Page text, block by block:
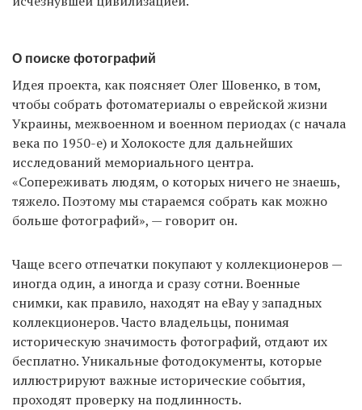
О поиске фотографий
Идея проекта, как поясняет Олег Шовенко, в том,
чтобы собрать фотоматериалы о еврейской жизни
Украины, межвоенном и военном периодах (с начала
века по 1950-е) и Холокосте для дальнейших
исследований мемориального центра.
«Сопереживать людям, о которых ничего не знаешь,
тяжело. Поэтому мы стараемся собрать как можно
больше фотографий», — говорит он.
Чаще всего отпечатки покупают у коллекционеров —
иногда один, а иногда и сразу сотни. Военные
снимки, как правило, находят на eBay у западных
коллекционеров. Часто владельцы, понимая
историческую значимость фотографий, отдают их
бесплатно. Уникальные фотодокументы, которые
иллюстрируют важные исторические события,
проходят проверку на подлинность.